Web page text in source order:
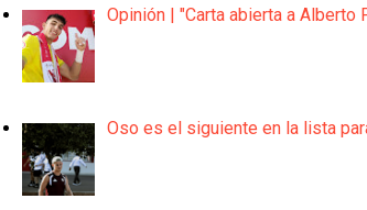
Opinión | "Carta abierta a Alberto
Oso es el siguiente en la lista